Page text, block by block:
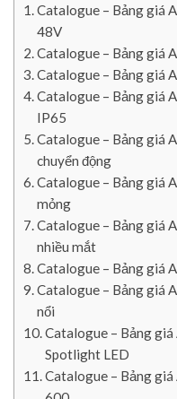
Catalogue – Bảng giá
48V
Catalogue – Bảng giá
Catalogue – Bảng giá
Catalogue – Bảng giá
IP65
Catalogue – Bảng giá
chuyển động
Catalogue – Bảng giá
mỏng
Catalogue – Bảng giá
nhiều mắt
Catalogue – Bảng giá
Catalogue – Bảng giá
nổi
Catalogue – Bảng
Spotlight LED
Catalogue – Bảng giá